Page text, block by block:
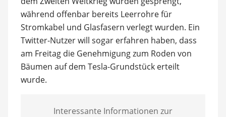
während offenbar bereits Leerrohre für
Stromkabel und Glasfasern verlegt wurden. Ein
Twitter-Nutzer will sogar erfahren haben, dass
am Freitag die Genehmigung zum Roden von
Bäumen auf dem Tesla-Grundstück erteilt
wurde.
Interessante Informationen zur